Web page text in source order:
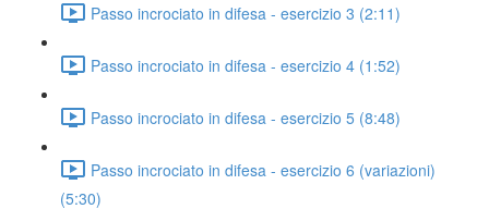
Passo incrociato in difesa - esercizio 3 (2:11)
Passo incrociato in difesa - esercizio 4 (1:52)
Passo incrociato in difesa - esercizio 5 (8:48)
Passo incrociato in difesa - esercizio 6 (variazioni)
(5:30)